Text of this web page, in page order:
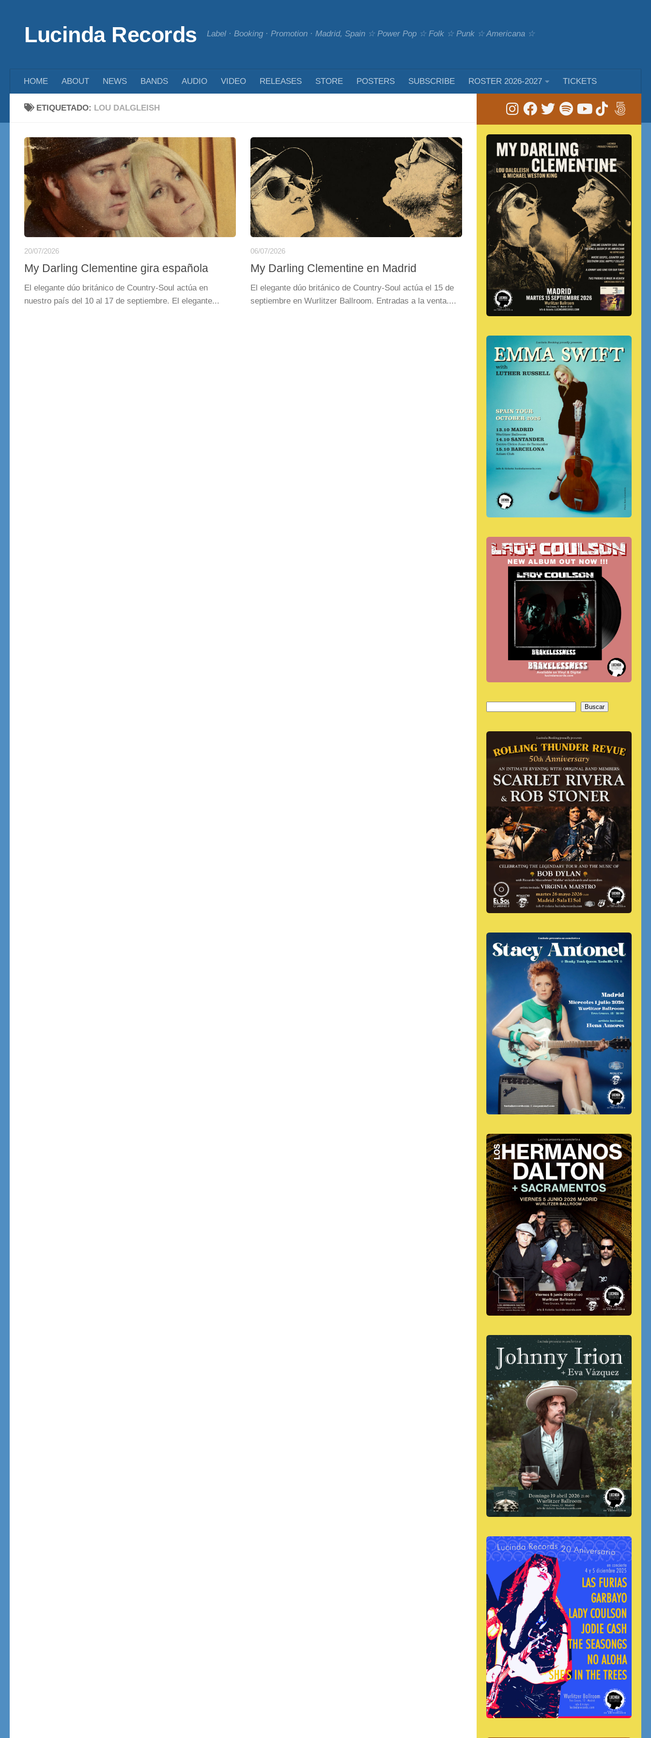
Lucinda Records Label · Booking · Promotion · Madrid, Spain ☆ Power Pop ☆ Folk ☆ Punk ☆ Americana ☆
HOME ABOUT NEWS BANDS AUDIO VIDEO RELEASES STORE POSTERS SUBSCRIBE ROSTER 2026-2027 TICKETS
ETIQUETADO: LOU DALGLEISH
20/07/2026
My Darling Clementine gira española
El elegante dúo británico de Country-Soul actúa en
nuestro país del 10 al 17 de septiembre. El elegante...
06/07/2026
My Darling Clementine en Madrid
El elegante dúo británico de Country-Soul actúa el 15 de
septiembre en Wurlitzer Ballroom. Entradas a la venta....
Buscar